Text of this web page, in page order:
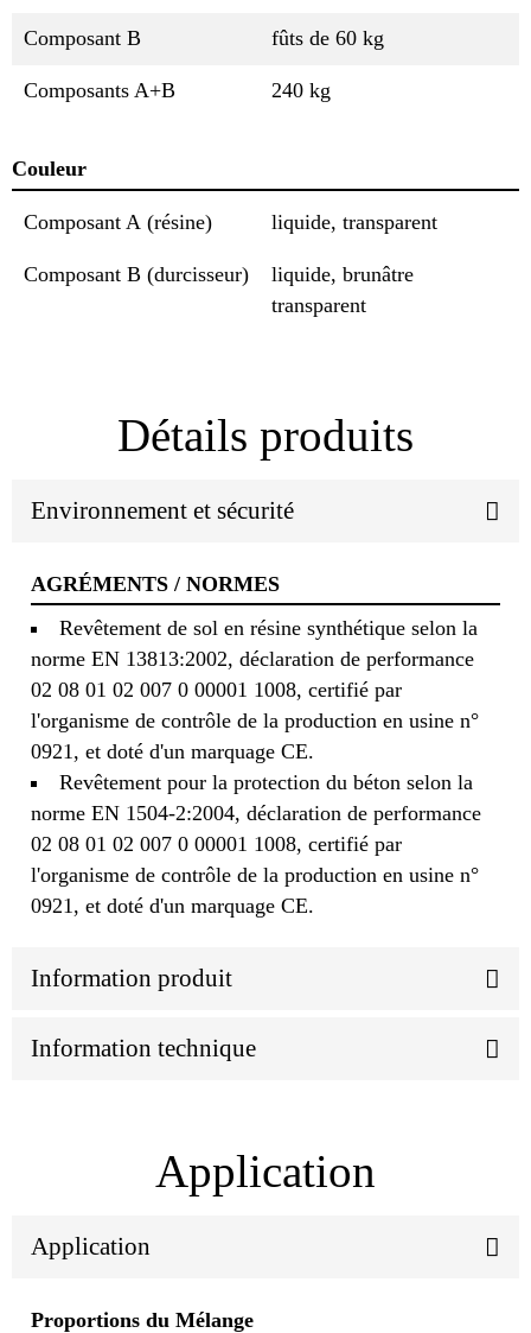
Composant B fûts de 60 kg
Composants A+B 240 kg
Couleur
Composant A (résine) liquide, transparent
Composant B (durcisseur)
liquide, brunâtre
transparent
Détails produits
Environnement et sécurité
AGRÉMENTS / NORMES
Revêtement de sol en résine synthétique selon la
norme EN 13813:2002, déclaration de performance
02 08 01 02 007 0 00001 1008, certifié par
l'organisme de contrôle de la production en usine n°
0921, et doté d'un marquage CE.
Revêtement pour la protection du béton selon la
norme EN 1504-2:2004, déclaration de performance
02 08 01 02 007 0 00001 1008, certifié par
l'organisme de contrôle de la production en usine n°
0921, et doté d'un marquage CE.
Information produit
Information technique
Application
Application
Proportions du Mélange